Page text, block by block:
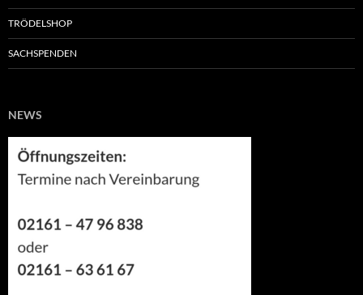
TRÖDELSHOP
SACHSPENDEN
NEWS